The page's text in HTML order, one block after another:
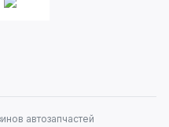
автозапчастей